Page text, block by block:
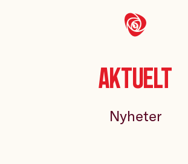
Aktuelt
Nyheter